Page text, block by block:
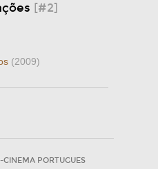
[#2]
(2009)
CINEMA PORTUGUES